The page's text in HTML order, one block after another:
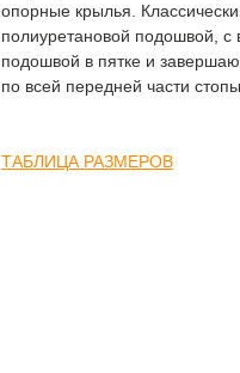
опорные крылья.
полиуретановой подошвой, с
подошвой в пятке и
по всей передней части
ТАБЛИЦА РАЗМЕРОВ